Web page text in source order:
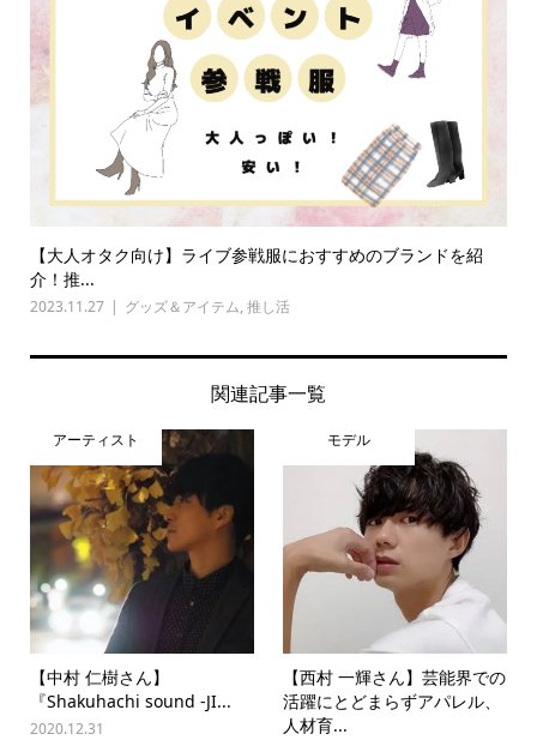
【大人オタク向け】ライブ参戦服におすすめのブランドを紹
介！推...
2023.11.27 グッズ＆アイテム, 推し活
関連記事一覧
アーティスト
【中村 仁樹さん】
『Shakuhachi sound -JI...
2020.12.31
モデル
【西村 一輝さん】芸能界での
活躍にとどまらずアパレル、
人材育...